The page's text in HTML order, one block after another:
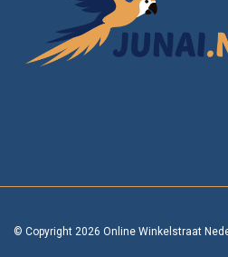
© Copyright 2026 Online Winkelstraat